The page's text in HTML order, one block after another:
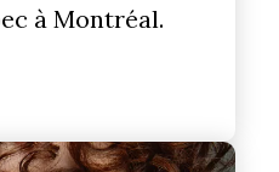
à Montréal.